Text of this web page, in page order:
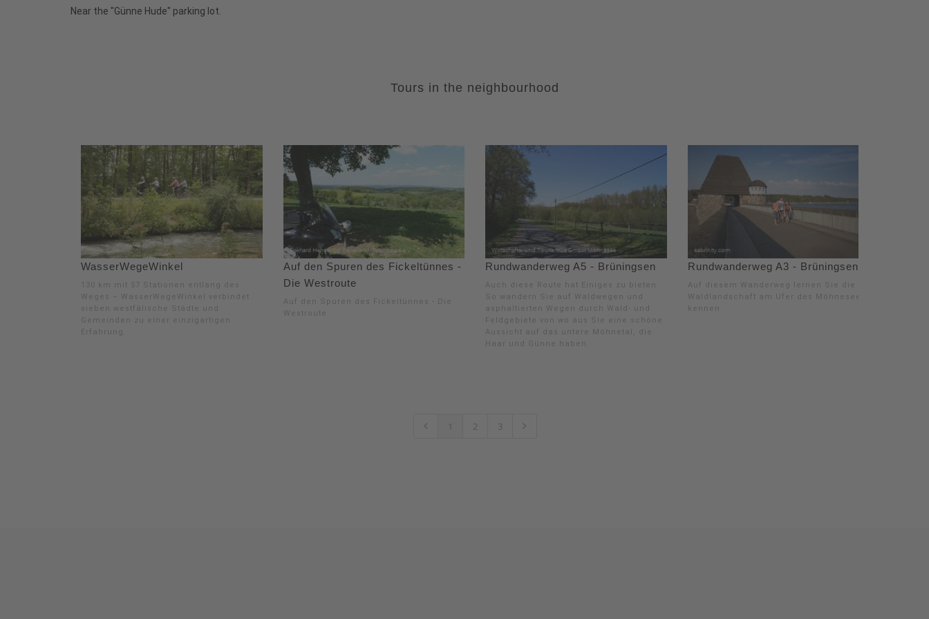
Near the "Günne Hude" parking lot.
Tours in the neighbourhood
WasserWegeWinkel
130 km mit 57 Stationen entlang des
Weges – WasserWegeWinkel verbindet
sieben westfälische Städte und
Gemeinden zu einer einzigartigen
Erfahrung.
Auf den Spuren des Fickeltünnes -
Die Westroute
Auf den Spuren des Fickeltünnes - Die
Westroute
Rundwanderweg A5 - Brüningsen
Auch diese Route hat Einiges zu bieten.
So wandern Sie auf Waldwegen und
asphaltierten Wegen durch Wald- und
Feldgebiete von wo aus Sie eine schöne
Aussicht auf das untere Möhnetal, die
Haar und Günne haben.
Rundwanderweg A3 - Brüningsen
Auf diesem Wanderweg lernen Sie die
Waldlandschaft am Ufer des Möhnesees
kennen.
1 2 3